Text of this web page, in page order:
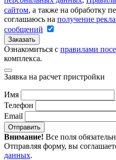
сайтом, а также на обработку
соглашаюсь на получение
сообщений
Заказать
Ознакомиться с правилами
комплекса.
Заявка на расчет пристройки
Имя
Телефон
Email
Отправить
Внимание! Все поля
Отправляя форму, вы
данных.